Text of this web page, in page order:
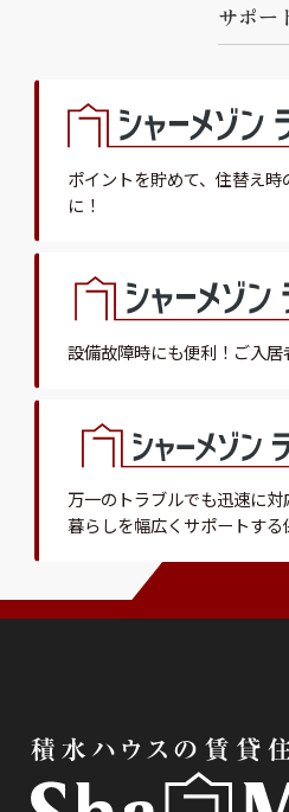
サポー
ポイントを貯めて、 住替え時
に！
設備故障時にも便利！ ご入居
万一のトラブルでも迅速に対
暮らしを幅広くサポートする